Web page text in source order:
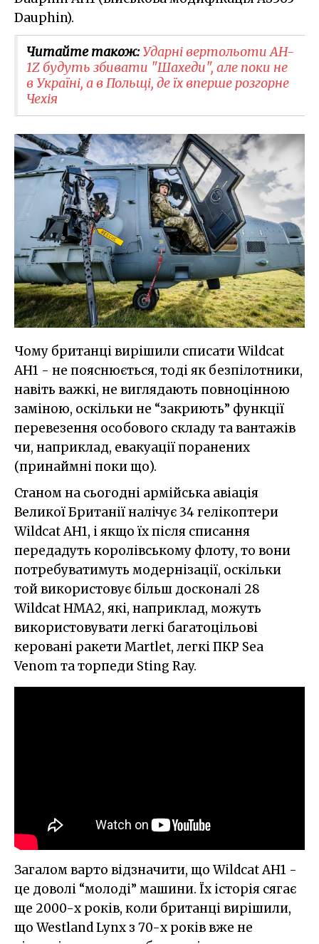
Dauphin).
Читайте також:Ударні вертольоти AH-
1Z будуть збивати "Шахеди", але поки не
в Україні, а в Польщі, де їх вперше розгорне
Чехія
Чому британці вирішили списати Wildcat
AH1 - не пояснюється, тоді як безпілотники,
навіть важкі, не виглядають повноцінною
заміною, оскільки не “закриють” функції
перевезення особового складу та вантажів
чи, наприклад, евакуації поранених
(принаймні поки що).
Станом на сьогодні армійська авіація
Великої Британії налічує 34 гелікоптери
Wildcat AH1, і якщо їх після списання
передадуть королівському флоту, то вони
потребуватимуть модернізації, оскільки
той використовує більш досконалі 28
Wildcat HMA2, які, наприклад, можуть
використовувати легкі багатоцільові
керовані ракети Martlet, легкі ПКР Sea
Venom та торпеди Sting Ray.
Загалом варто відзначити, що Wildcat AH1 -
це доволі “молоді” машини. Їх історія сягає
ще 2000-х років, коли британці вирішили,
що Westland Lynx з 70-х років вже не